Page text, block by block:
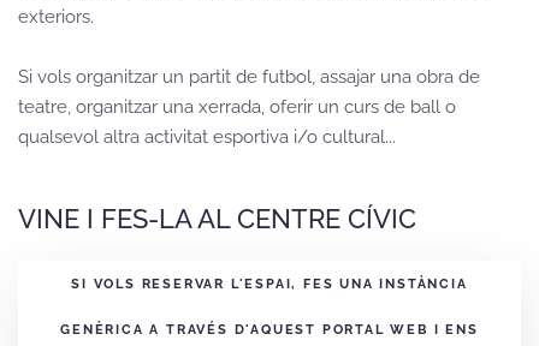
exteriors.
Si vols organitzar un partit de futbol, assajar una obra de
teatre, organitzar una xerrada, oferir un curs de ball o
qualsevol altra activitat esportiva i/o cultural...
VINE I FES-LA AL CENTRE CÍVIC
SI VOLS RESERVAR L'ESPAI, FES UNA INSTÀNCIA
GENÈRICA A TRAVÉS D'AQUEST PORTAL WEB I ENS